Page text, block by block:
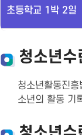
초등학교 1박 2일
청소년
청소년활동진
소년의 활동 기